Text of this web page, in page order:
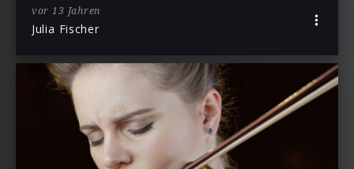
vor 13 Jahren
Julia Fischer